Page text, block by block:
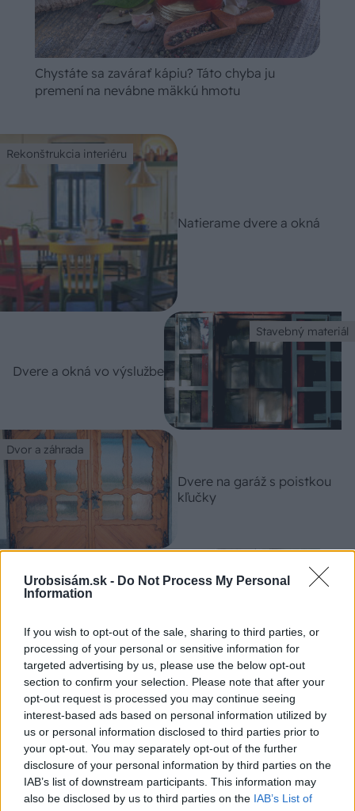
Urobsisám.sk - Do Not Process My Personal
Information
If you wish to opt-out of the sale, sharing to third parties, or
processing of your personal or sensitive information for
targeted advertising by us, please use the below opt-out
section to confirm your selection. Please note that after your
opt-out request is processed you may continue seeing
interest-based ads based on personal information utilized by
us or personal information disclosed to third parties prior to
your opt-out. You may separately opt-out of the further
disclosure of your personal information by third parties on the
IAB’s list of downstream participants. This information may
also be disclosed by us to third parties on the IAB’s List of
Chystáte sa zavárať kápiu? Táto chyba ju
premení na nevábne mäkkú hmotu
Rekonštrukcia interiéru
Natierame dvere a okná
Stavebný materiál
Dvere a okná vo výslužbe
Dvor a záhrada
Dvere na garáž s poistkou
kľučky
Rekonštrukcia bytu
Stavebný materiál
Seriál Kvalitný dom za
rozumnú cenu: 4. diel –
Výber vhodných okien a
dverí